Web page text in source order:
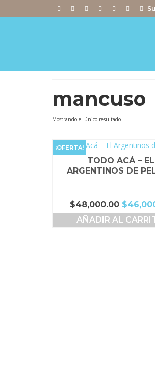
mancuso
Mostrando el único resultado
¡OFERTA!
TODO ACÁ – EL
ARGENTINOS DE
$48,000.00 El
precio
original
$
AÑADIR AL